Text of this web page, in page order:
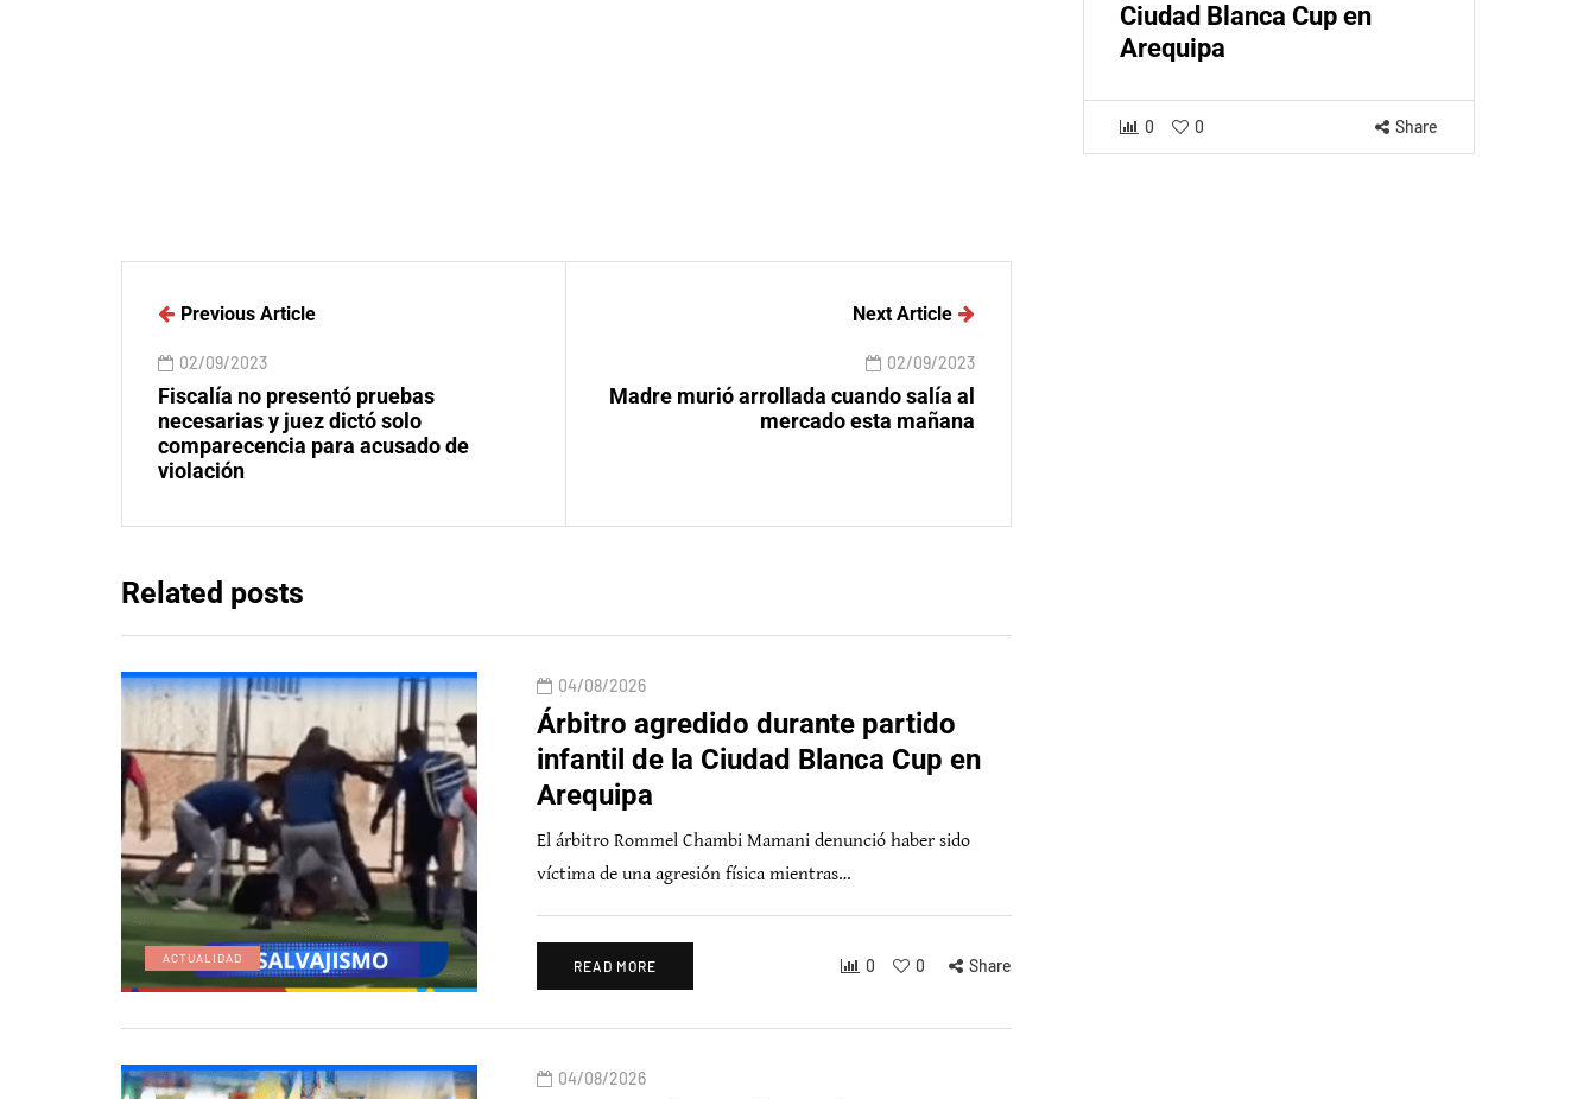
Ciudad Blanca Cup en
Arequipa
0 0 Share
Previous Article
02/09/2023
Fiscalía no presentó pruebas
necesarias y juez dictó solo
comparecencia para acusado de
violación
Next Article
02/09/2023
Madre murió arrollada cuando salía al
mercado esta mañana
Related posts
ACTUALIDAD
04/08/2026
Árbitro agredido durante partido
infantil de la Ciudad Blanca Cup en
Arequipa
El árbitro Rommel Chambi Mamani denunció haber sido
víctima de una agresión física mientras…
READ MORE 0 0 Share
04/08/2026